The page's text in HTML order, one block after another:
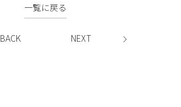
一覧に戻る
BACK NEXT